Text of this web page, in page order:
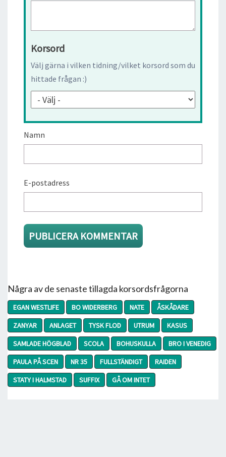
Korsord
Välj gärna i vilken tidning/vilket korsord som du
hittade frågan :)
Namn
E-postadress
Några av de senaste tillagda korsordsfrågorna
EGAN WESTLIFE BO WIDERBERG NATE
ÅSKÅDARE
ZANYAR
ANLAGET TYSK FLOD UTRUM
KASUS
SAMLADE HÖGBLAD
SCOLA BOHUSKULLA
BRO I VENEDIG
PAULA PÅ SCEN
NR 35 FULLSTÄNDIGT
RAIDEN
STATY I HALMSTAD
SUFFIX GÅ OM INTET